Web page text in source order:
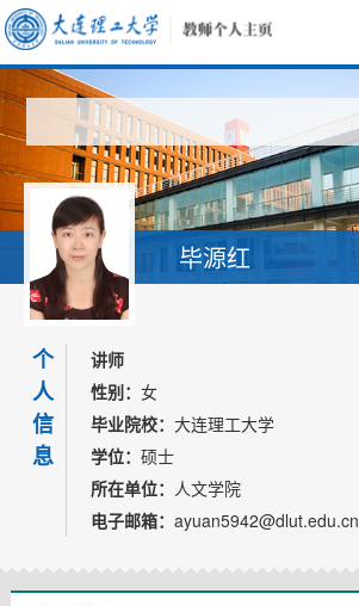
首页
科学研究
教学研究
获奖信息
招生信息
学生信息
我的相册
教师博客
毕源红
个
人
信
息
讲师
性别： 女
毕业院校： 大连理工大学
学位： 硕士
所在单位： 人文学院
电子邮箱： ayuan5942@dlut.edu.cn